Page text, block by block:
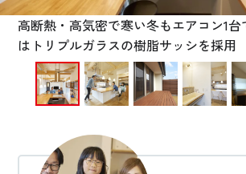
YOUTUBE
プライバシーポリシー
高断熱・高気密で寒い冬もエアコン1
はトリプルガラスの樹脂サッシを採用